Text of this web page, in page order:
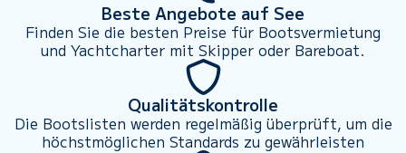
Beste Angebote auf See
Finden Sie die besten Preise für Bootsvermietung
und Yachtcharter mit Skipper oder Bareboat.
Qualitätskontrolle
Die Bootslisten werden regelmäßig überprüft, um die
höchstmöglichen Standards zu gewährleisten